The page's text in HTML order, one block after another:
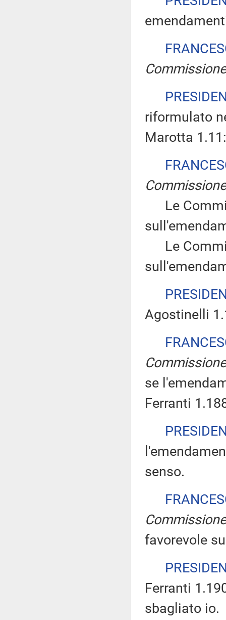
Commissione
riformulato
Marotta
Commissione
Le
Le
Agostinelli
Commissione
se
Ferranti
senso.
Commissione
favorevole
Ferranti
sbagliato io.